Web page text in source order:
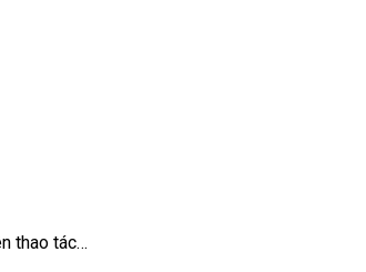
thao tác…